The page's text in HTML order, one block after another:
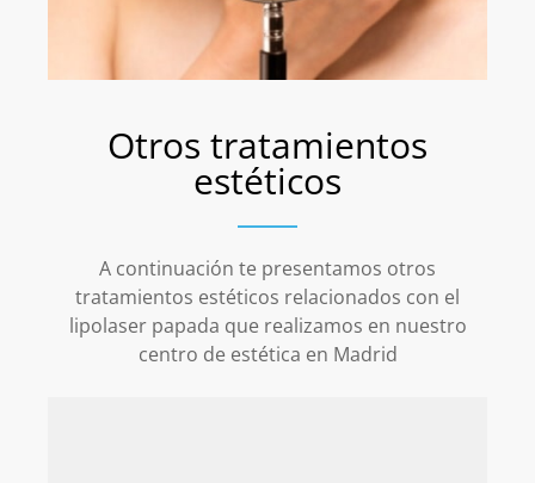
Otros tratamientos
estéticos
A continuación te presentamos otros
tratamientos estéticos relacionados con el
lipolaser papada que realizamos en nuestro
centro de estética en Madrid